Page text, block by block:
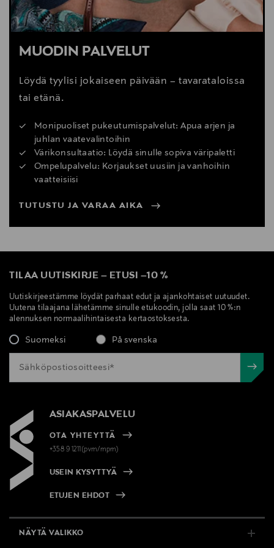
Käytä matalaa linkoustehoa ja pese vaate nurinpäin.
Vältä pesemästä samanaikaisesti vaatteiden kanssa,
Muotoile pesty vaate kosteana ja kuivata se
Älä rumpukuivaa vaatetta.
Silitä kuiva vaate kankaan nurjalta puolelta.
Jos vaate nukkaantuu, käytä nukanpoistajaa tai
nukkakampaa. Älä revi nukkaa irti käsin.
MUODIN PALVELUT
Löydä tyylisi jokaiseen päivään – tavarataloissa
tai etänä.
Monipuoliset pukeutumispalvelut: Apua arjen ja
juhlan vaatevalintoihin
Värikonsultaatio: Löydä sinulle sopiva väripaletti
Ompelupalvelu: Korjaukset uusiin ja vanhoihin
vaatteisiisi
TUTUSTU JA VARAA AIKA
TILAA UUTISKIRJE – ETUSI –10 %
Uutiskirjeestämme löydät parhaat edut ja ajankohtaiset uutuudet.
Uutena tilaajana lähetämme sinulle etukoodin, jolla saat 10 %:n
alennuksen normaalihintaisesta kertaostoksesta.
Suomeksi På svenska
ASIAKASPALVELU
OTA YHTEYTTÄ
+358 9 1211(pvm/mpm)
USEIN KYSYTTYÄ
ETUJEN EHDOT
NÄYTÄ VALIKKO